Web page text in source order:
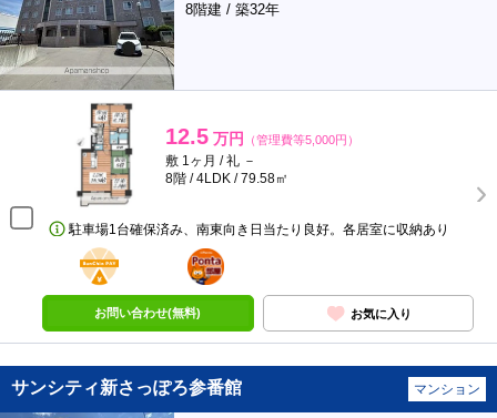
8階建 / 築32年
12.5 万円 （管理費等5,000円）
敷 1ヶ月 / 礼 －
8階 / 4LDK / 79.58㎡
駐車場1台確保済み、南東向き日当たり良好。各居室に収納あり
BunChinPAY
ポンタ
部屋
お問い合わせ(無料) お気に入り
サンシティ新さっぽろ参番館 マンション